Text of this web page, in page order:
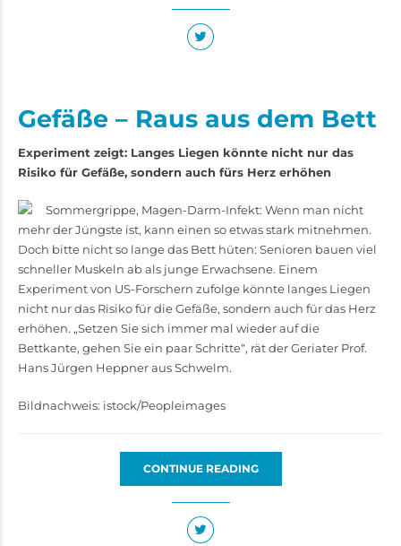
Gefäße – Raus aus dem Bett
Experiment zeigt: Langes Liegen könnte nicht nur das
Risiko für Gefäße, sondern auch fürs Herz erhöhen
Sommergrippe, Magen-Darm-­Infekt: Wenn man nicht
mehr der Jüngste ist, kann einen so etwas stark mitnehmen.
Doch bitte nicht so lange das Bett hüten: Senioren bauen viel
schneller Muskeln ab als junge Erwachsene. Einem
Experiment von US-­Forschern zufolge könnte langes Liegen
nicht nur das Risiko für die Gefäße, sondern auch für das Herz
erhöhen. „Setzen Sie sich immer mal wieder auf die
Bettkante, gehen Sie ein paar Schritte“, rät der Geriater Prof.
Hans Jürgen Heppner aus Schwelm.
Bildnachweis: istock/Peopleimages
CONTINUE READING